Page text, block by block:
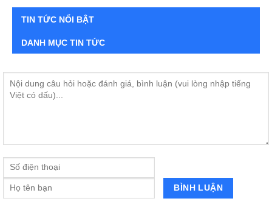
TIN TỨC NỔI BẬT
DANH MỤC TIN TỨC